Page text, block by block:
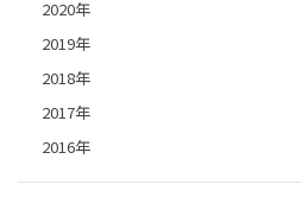
2020年
2019年
2018年
2017年
2016年